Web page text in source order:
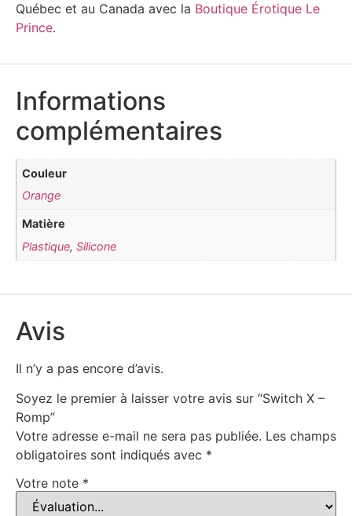
Québec et au Canada avec la Boutique Érotique Le
Prince.
Informations
complémentaires
Couleur
Orange
Matière
Plastique,Silicone
Avis
Il n’y a pas encore d’avis.
Soyez le premier à laisser votre avis sur “Switch X –
Romp”
Votre adresse e-mail ne sera pas publiée. Les champs
obligatoires sont indiqués avec *
Votre note *